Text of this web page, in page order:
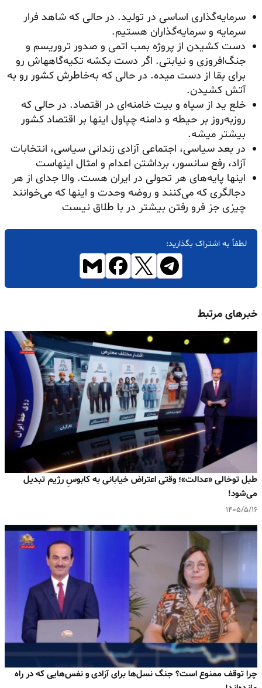
سرمایه‌گذاری اساسی در تولید. در حالی که شاهد فرار
سرمایه و سرمایه‌گذاران هستیم.
دست کشیدن از پروژه بمب اتمی و صدور تروریسم و
جنگ‌افروزی و نیابتی. اگر دست بکشه تکیه‌گاههاش رو
برای بقا از دست میده. در حالی که به‌خاطرش کشور رو به
آتش کشیدن.
خلع ید از سپاه و بیت خامنه‌ای در اقتصاد. در حالی که
روزبه‌روز بر حیطه و دامنه چپاول اینها بر اقتصاد کشور
بیشتر میشه.
در بعد سیاسی، اجتماعی آزادی زندانی سیاسی، انتخابات
آزاد، رفع سانسور، برداشتن اعدام و امثال اینهاست
اینها پایه‌های هر تحولی در ایران هست. والا جدای از هر
دجالگری که می‌کنند و روضه وحدت و اینها که می‌خوانند
چیزی جز فرو رفتن بیشتر در با طلاق نیست
لطفاً به اشتراک بگذارید:
خبرهای مرتبط
طبل توخالی «عدالت»؛ وقتی اعتراض خیابانی به کابوسِ رژیم تبدیل
می‌شود!
۱۴۰۵/۵/۱۶
چرا توقف ممنوع است؟ جنگ نسل‌ها برای آزادی و نفس‌هایی که در راه